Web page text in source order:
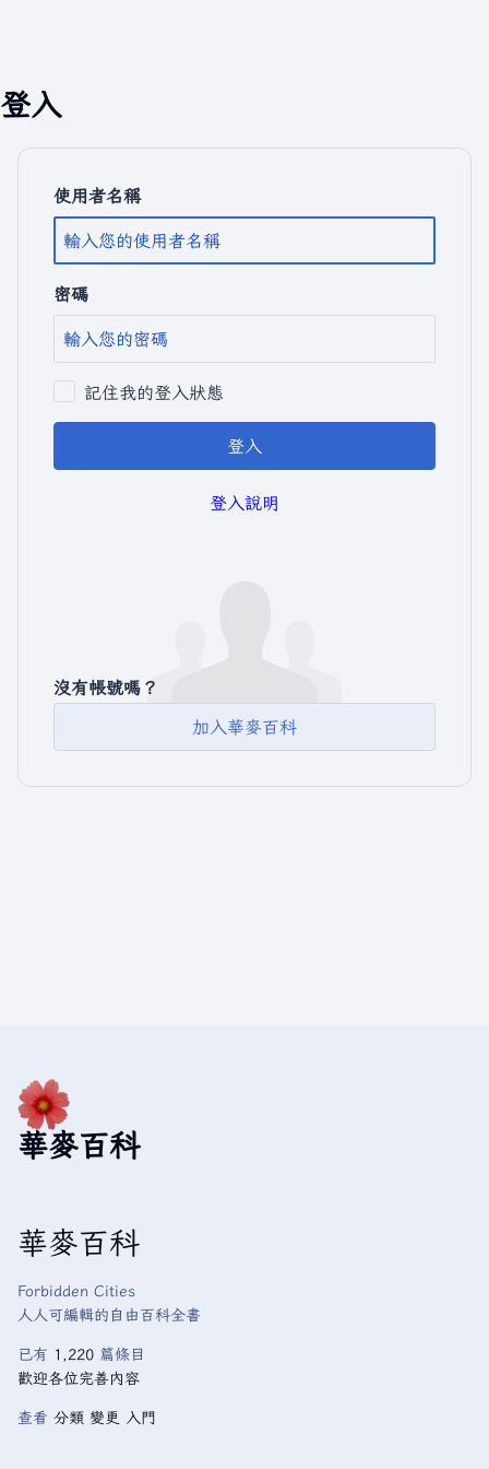
登入
使用者名稱
密碼
記住我的登入狀態
登入
登入說明
沒有帳號嗎？
加入華麥百科
華麥百科
華麥百科
Forbidden Cities
人人可編輯的自由百科全書
已有 1,220 篇條目
歡迎各位完善內容
查看 分類 變更 入門